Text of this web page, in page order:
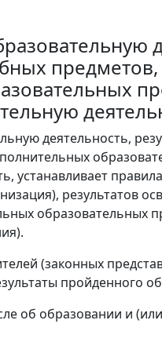
деятельность,
устанавливает
результатов
образовательных
(законных
пройденного
об образовании и